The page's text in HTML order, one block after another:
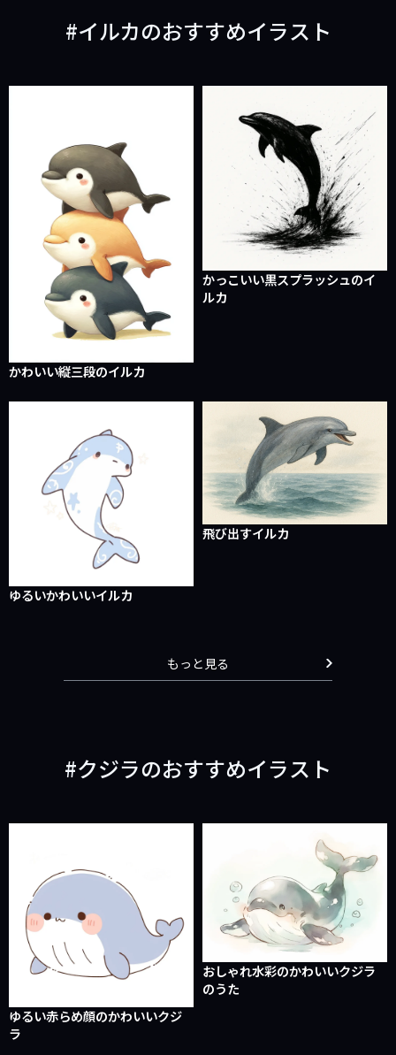
る
む
イルカのおすすめイラスト
かわいい縦三段のイルカ
かっこいい黒スプラッシュのイ
ルカ
ゆるいかわいいイルカ
飛び出すイルカ
もっと見る
クジラのおすすめイラスト
ゆるい赤らめ顔のかわいいクジ
ラ
おしゃれ水彩のかわいいクジラ
のうた